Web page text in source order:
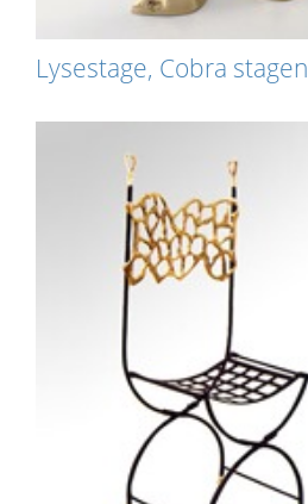
Lysestage, Cobra stagen